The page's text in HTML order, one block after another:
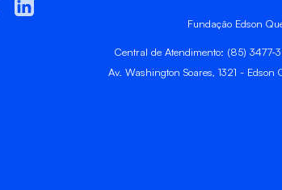
Fundação Edson
Central de Atendimento: (85)
Av. Washington Soares, 1321 -